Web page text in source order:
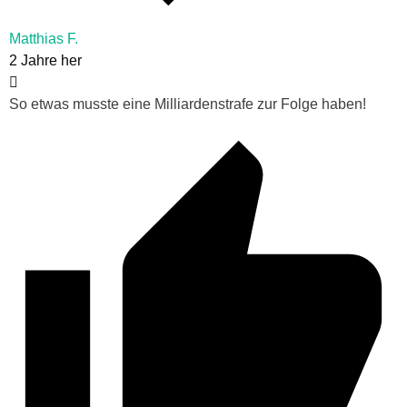
Matthias F.
2 Jahre her
So etwas musste eine Milliardenstrafe zur Folge haben!